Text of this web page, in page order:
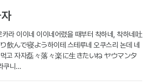
라 이이네 이이네어렸을 때부터 착하네, 착하네吐
飲んで寝よう하이테 스테루네 오쿠스리 논데 네
먹고 자자磊々落々楽に生きたいね ヤウマンタ
쿠니…